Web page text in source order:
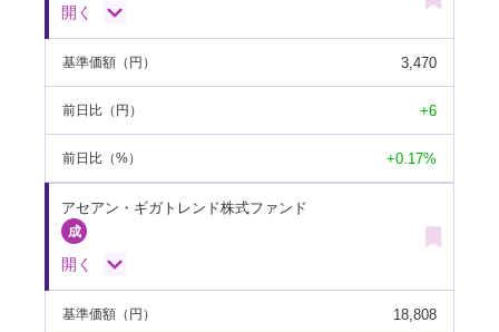
開く
基準価額 （円） 3,470
前日比 （円） +6
前日比 （%） +0.17%
アセアン・ギガトレンド株式ファンド
開く
基準価額 （円） 18,808